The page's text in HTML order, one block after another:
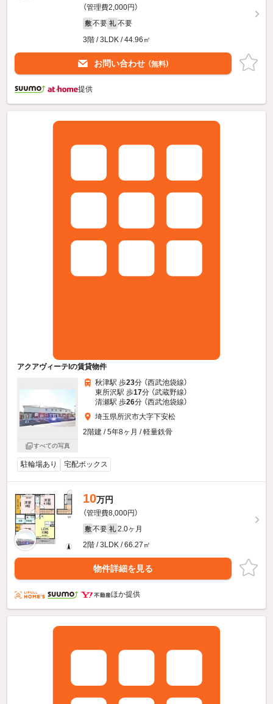
（管理費2,000円）
敷 不要 礼 不要
3階 / 3LDK / 44.96㎡
お問い合わせ （無料）
提供
アクアヴィーテIの賃貸物件
すべての写真
秋津駅 歩23分 （西武池袋線）
東所沢駅 歩17分 （武蔵野線）
清瀬駅 歩26分 （西武池袋線）
埼玉県所沢市大字下安松
2階建 / 5年8ヶ月 / 軽量鉄骨
駐輪場あり 宅配ボックス
10万円
（管理費8,000円）
敷 不要 礼 2.0ヶ月
2階 / 3LDK / 66.27㎡
物件詳細を見る
ほか提供